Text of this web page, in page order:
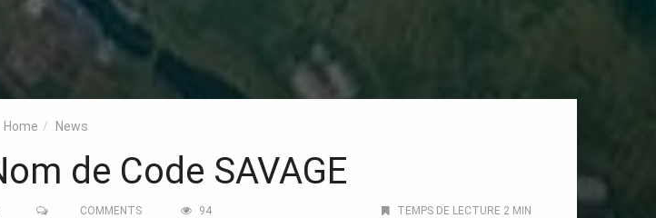
Home News
de Code SAVAGE
TEMPS DE LECTURE 2 MIN
COMMENTS 94